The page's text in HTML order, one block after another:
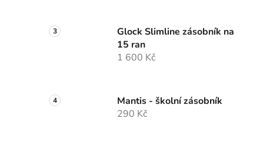
Glock Slimline zásobník na
15 ran
1 600 Kč
Mantis - školní zásobník
290 Kč